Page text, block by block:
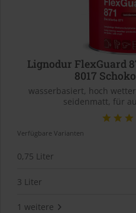
Lignodur FlexGuard
8017
wasserbasiert, hoch
seidenmatt, für
Verfügbare Varianten
0,75 Liter
3 Liter
1 weitere